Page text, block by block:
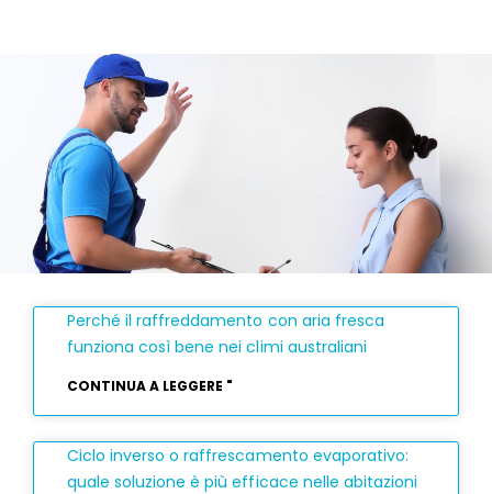
Perché il raffreddamento con aria fresca
funziona così bene nei climi australiani
CONTINUA A LEGGERE "
Ciclo inverso o raffrescamento evaporativo:
quale soluzione è più efficace nelle abitazioni